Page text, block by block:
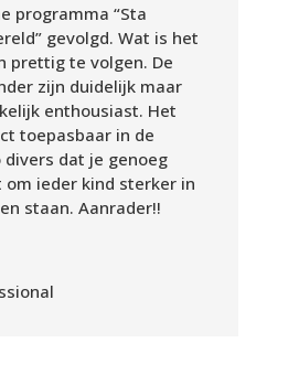
programma “Sta
gevolgd. Wat is het
prettig te volgen. De
zijn duidelijk maar
enthousiast. Het
toepasbaar in de
dat je genoeg
om ieder kind sterker in
staan. Aanrader!!